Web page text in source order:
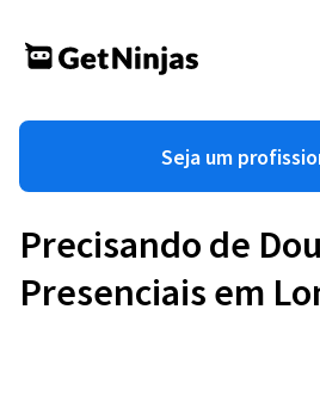
Seja um
Precisando de
Presenciais em